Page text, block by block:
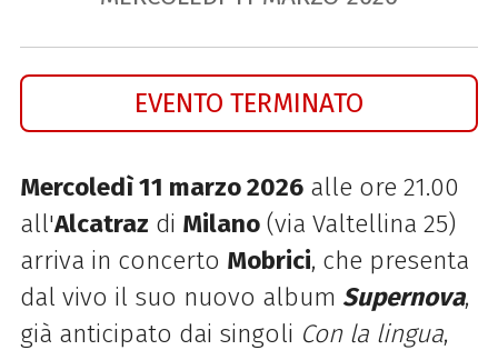
EVENTO TERMINATO
Mercoledì 11 marzo 2026alle ore 21.00
all'Alcatraz di Milano(via Valtellina 25)
arriva in concerto Mobrici, che presenta
dal vivo il suo nuovo album Supernova,
già anticipato dai singoli Con la lingua,